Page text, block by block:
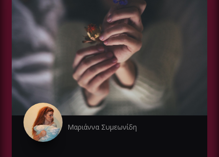
Μαριάννα Συμεωνίδη